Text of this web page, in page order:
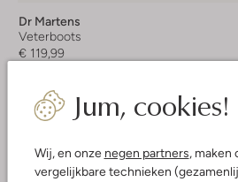
Jum, cookies!
Wij, en onze negen partners, maken
vergelijkbare technieken
Dr Martens
Veterboots
€ 119,99